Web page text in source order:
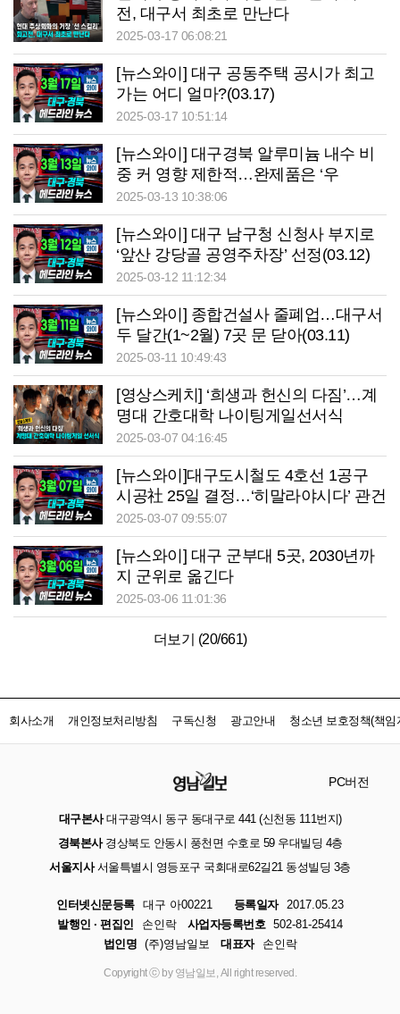
전, 대구서 최초로 만난다
2025-03-17 06:08:21
[뉴스와이] 대구 공동주택 공시가 최고
가는 어디 얼마?(03.17)
2025-03-17 10:51:14
[뉴스와이] 대구경북 알루미늄 내수 비
중 커 영향 제한적…완제품은 ‘우
려’(03.13)
2025-03-13 10:38:06
[뉴스와이] 대구 남구청 신청사 부지로
‘앞산 강당골 공영주차장’ 선정(03.12)
2025-03-12 11:12:34
[뉴스와이] 종합건설사 줄폐업…대구서
두 달간(1~2월) 7곳 문 닫아(03.11)
2025-03-11 10:49:43
[영상스케치] ‘희생과 헌신의 다짐’…계
명대 간호대학 나이팅게일선서식
2025-03-07 04:16:45
[뉴스와이]대구도시철도 4호선 1공구
시공社 25일 결정…‘히말라야시다’ 관건
(03.07)
2025-03-07 09:55:07
[뉴스와이] 대구 군부대 5곳, 2030년까
지 군위로 옮긴다
2025-03-06 11:01:36
더보기 (20/661)
회사소개 개인정보처리방침 구독신청 광고안내 청소년 보호정책(책임
PC버전
대구본사대구광역시 동구 동대구로 441 (신천동 111번지)
경북본사경상북도 안동시 풍천면 수호로 59 우대빌딩 4층
서울지사서울특별시 영등포구 국회대로62길21 동성빌딩 3층
인터넷신문등록 대구 아00221 등록일자
2017.05.23
발행인 · 편집인
손인락 사업자등록번호 502-81-25414
법인명 (주)영남일보 대표자 손인락
Copyright ⓒ by 영남일보, All right reserved.